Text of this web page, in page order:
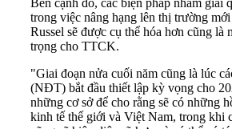
Bên cạnh đó, các biện pháp nhằm giải
trong việc nâng hạng lên thị trường
Russel sẽ được cụ thể hóa hơn cũng là
trọng cho TTCK.
"Giai đoạn nửa cuối năm cũng là lúc
(NĐT) bắt đầu thiết lập kỳ vọng cho
những cơ sở để cho rằng sẽ có những
kinh tế thế giới và Việt Nam, trong khi